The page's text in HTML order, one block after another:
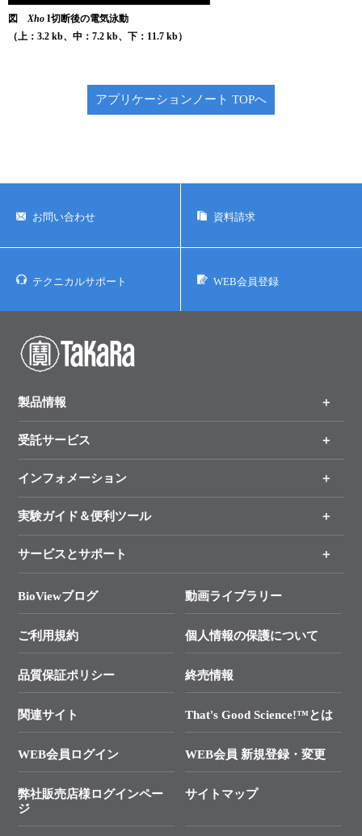
図Xho I切断後の電気泳動
（上：3.2 kb、中：7.2 kb、下：11.7 kb）
アプリケーションノート TOPへ
お問い合わせ 資料請求
テクニカルサポート WEB会員登録
製品情報
製品一覧
手法から製品を探す
新製品情報
受託サービス
オンライン注文
インフォメーション
キャンペーン
タカラバイオ各種会員募集のお知らせ
終売製品のお知らせ
価格改定のご案内
技術セミナーのご案内
タカラバイオ発表文献
実験ガイド＆便利ツール
リアルタイムPCR実験のススメ
幹細胞・再生医療研究ガイド
クローニング実験ガイド
SMARTer NGSポータルサイト
プライマー設計
制限酵素切断サイトの検索
ユーザーズボイス集
サービスとサポート
総合お問い合わせ
├ 実験コンシェルジュ
├ 受託サービスお問い合わせ
資料請求 機器関連
資料請求 受託関連
BioViewブログ 動画ライブラリー
ご利用規約 個人情報の保護について
品質保証ポリシー 終売情報
関連サイト That's Good Science!™とは
WEB会員ログイン WEB会員 新規登録・変更
弊社販売店様ログインペー
ジ
サイトマップ